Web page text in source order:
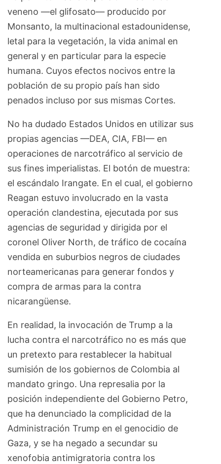
veneno —el glifosato— producido por
Monsanto, la multinacional estadounidense,
letal para la vegetación, la vida animal en
general y en particular para la especie
humana. Cuyos efectos nocivos entre la
población de su propio país han sido
penados incluso por sus mismas Cortes.
No ha dudado Estados Unidos en utilizar sus
propias agencias —DEA, CIA, FBI— en
operaciones de narcotráfico al servicio de
sus fines imperialistas. El botón de muestra:
el escándalo Irangate. En el cual, el gobierno
Reagan estuvo involucrado en la vasta
operación clandestina, ejecutada por sus
agencias de seguridad y dirigida por el
coronel Oliver North, de tráfico de cocaína
vendida en suburbios negros de ciudades
norteamericanas para generar fondos y
compra de armas para la contra
nicarangüense.
En realidad, la invocación de Trump a la
lucha contra el narcotráfico no es más que
un pretexto para restablecer la habitual
sumisión de los gobiernos de Colombia al
mandato gringo. Una represalia por la
posición independiente del Gobierno Petro,
que ha denunciado la complicidad de la
Administración Trump en el genocidio de
Gaza, y se ha negado a secundar su
xenofobia antimigratoria contra los